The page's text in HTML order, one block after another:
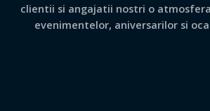
clientii si angajatii nostri o
evenimentelor, aniversarilor si